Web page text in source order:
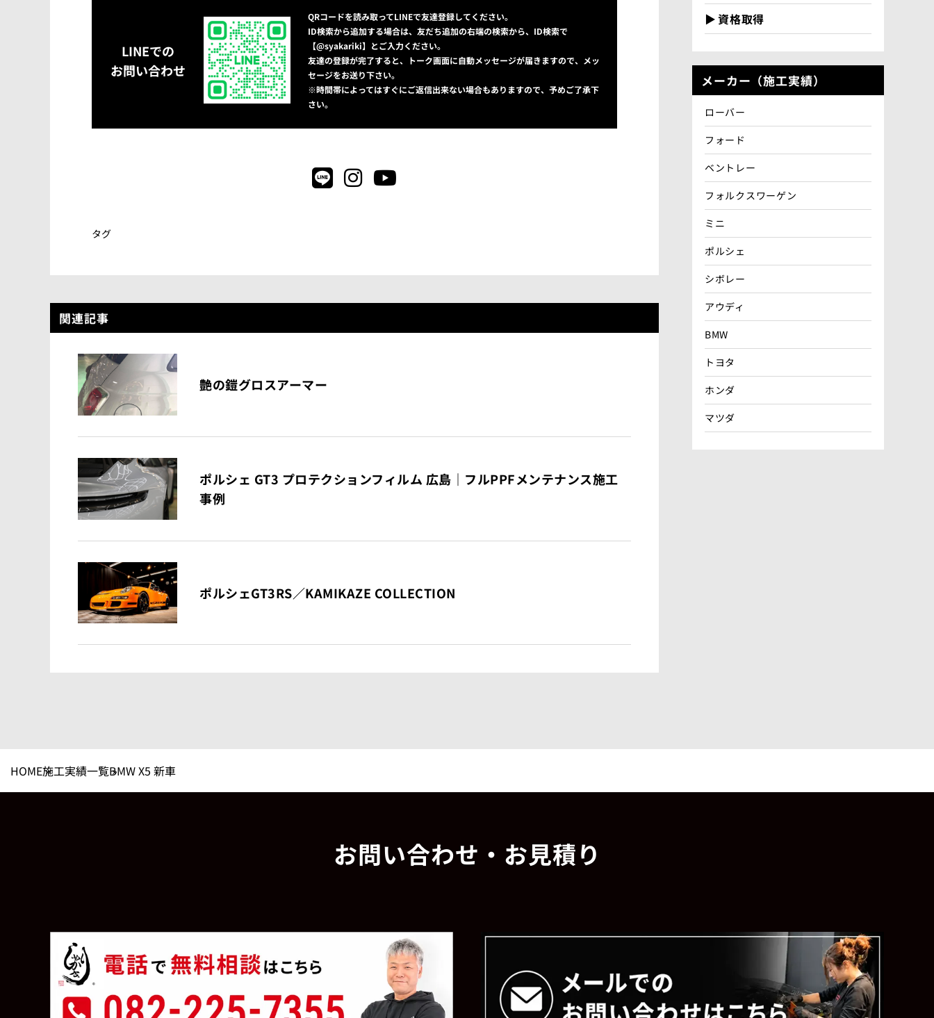
LINEでの
お問い合わせ
QRコードを読み取ってLINEで友達登録してください。
ID検索から追加する場合は、友だち追加の右端の検索から、ID検索で
【@syakariki】とご入力ください。
友達の登録が完了すると、トーク画面に自動メッセージが届きますので、メッ
セージをお送り下さい。
※時間帯によってはすぐにご返信出来ない場合もありますので、予めご了承下
さい。
タグ
関連記事
艶の鎧グロスアーマー
ポルシェ GT3 プロテクションフィルム 広島｜フルPPFメンテナンス施工
事例
ポルシェGT3RS／KAMIKAZE COLLECTION
資格取得
メーカー（施工実績）
ローバー
フォード
ベントレー
フォルクスワーゲン
ミニ
ポルシェ
シボレー
アウディ
BMW
トヨタ
ホンダ
マツダ
HOME施工実績一覧BMW X5 新車
お問い合わせ・お見積り